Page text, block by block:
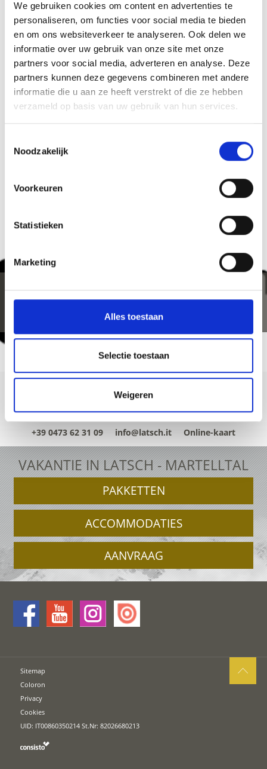
We gebruiken cookies om content en advertenties te
personaliseren, om functies voor social media te bieden
en om ons websiteverkeer te analyseren. Ook delen we
informatie over uw gebruik van onze site met onze
partners voor social media, adverteren en analyse. Deze
partners kunnen deze gegevens combineren met andere
informatie die u aan ze heeft verstrekt of die ze hebben
verzameld op basis van uw gebruik van hun services.
Noodzakelijk
Voorkeuren
Statistieken
Marketing
Alles toestaan
Selectie toestaan
Weigeren
Organisator
Tourismusverein Latsch-Martell
Hauptstraße 14
Latsch 39021
info@latsch.it
www.latsch-martell.it
Tel.+39 0473 623109
+39 0473 62 31 09 info@latsch.it Online-kaart
VAKANTIE IN LATSCH - MARTELLTAL
PAKKETTEN
ACCOMMODATIES
AANVRAAG
Sitemap
Coloron
Privacy
Cookies
UID: IT00860350214 St.Nr: 82026680213